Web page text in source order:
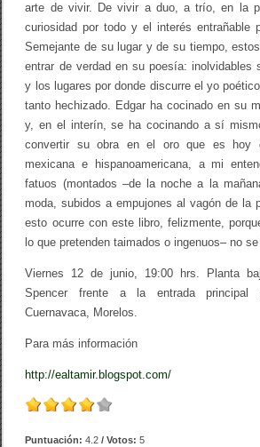
arte de vivir. De vivir a duo, a trío, en la
curiosidad por todo y el interés entrañable
Semejante de su lugar y de su tiempo,
entrar de verdad en su poesía: inolvidables
y los lugares por donde discurre el yo
tanto hechizado. Edgar ha cocinado en su
y, en el interín, se ha cocinando a sí
convertir su obra en el oro que es hoy
mexicana e hispanoamericana, a mi
fatuos (montados –de la noche a la
moda, subidos a empujones al vagón de la
esto ocurre con este libro, felizmente,
lo que pretenden taimados o ingenuos– no
Viernes 12 de junio, 19:00 hrs. Planta
Spencer frente a la entrada
Cuernavaca, Morelos.
Para más información
http://ealtamir.blogspot.com/
Puntuación:4.2 / Votos:5